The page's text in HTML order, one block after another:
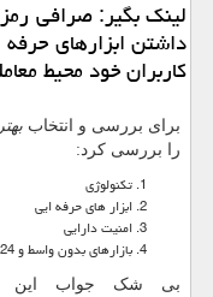
لینك بگیر: صرافی
كاربران خود محیط
برای بررسی و انتخاب
را بررسی کرد:
تکنولوژی
ابزار های حرفه ایی
امنیت دارایی
بازارهای بدون واسط و 24 ساعته
بی شک جواب این